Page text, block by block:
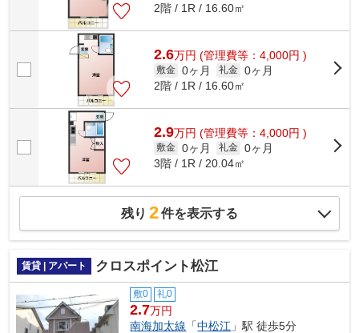
2階 / 1R / 16.60㎡
2.6万円 (管理費等：4,000円 )
敷金 0ヶ月 礼金 0ヶ月
2階 / 1R / 16.60㎡
2.9万円 (管理費等：4,000円 )
敷金 0ヶ月 礼金 0ヶ月
3階 / 1R / 20.04㎡
残り 2件を表示する
賃貸 | アパート クロスポイント松江
敷0 礼0
2.7万円
南海加太線 「中松江 」駅 徒歩5分